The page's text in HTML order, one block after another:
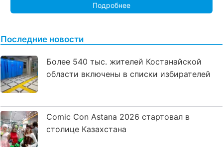
Подробнее
Последние новости
Более 540 тыс. жителей Костанайской
области включены в списки избирателей
Comic Con Astana 2026 стартовал в
столице Казахстана